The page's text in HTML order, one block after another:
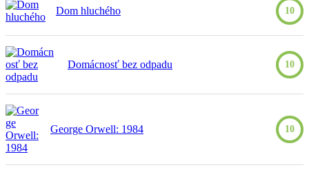
Dom hluchého 10
Domácnosť bez odpadu 10
George Orwell: 1984 10